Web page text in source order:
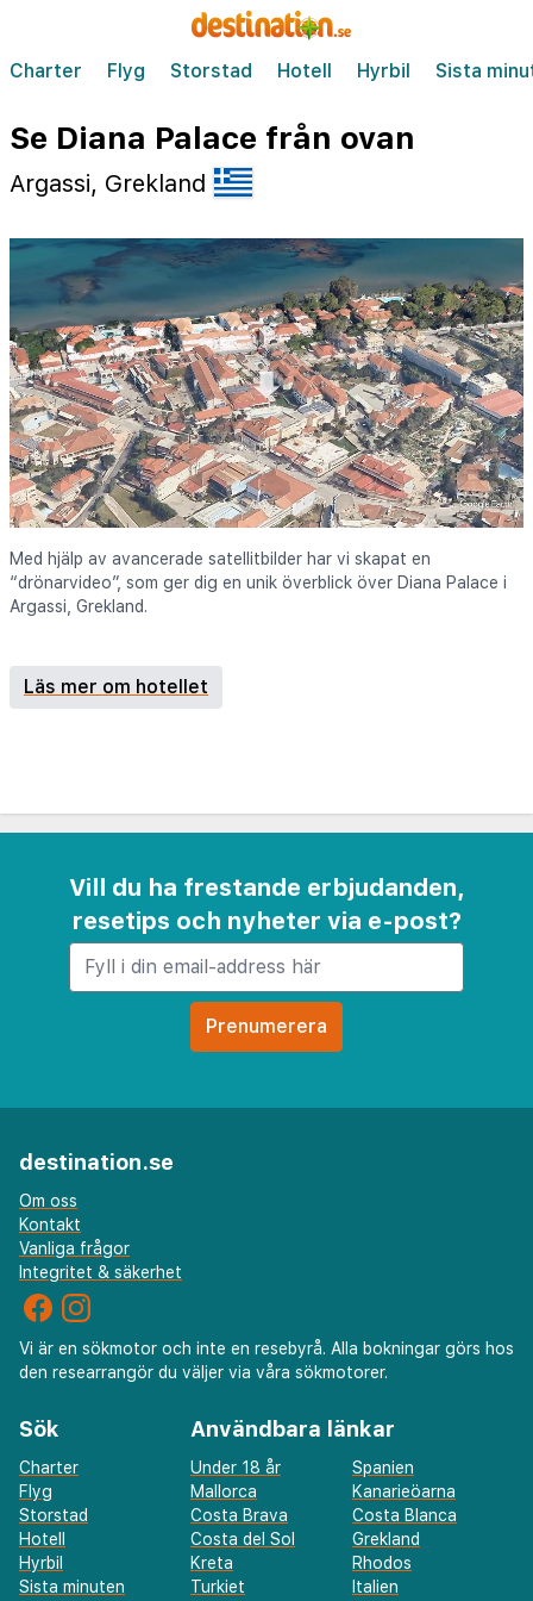
Charter Flyg Storstad Hotell Hyrbil Sista
Se Diana Palace från ovan
Argassi, Grekland
Med hjälp av avancerade satellitbilder har vi skapat en
“drönarvideo”, som ger dig en unik överblick över Diana Palace i
Argassi, Grekland.
Läs mer om hotellet
Vill du ha frestande erbjudanden,
resetips och nyheter via e-post?
destination.se
Om oss
Kontakt
Vanliga frågor
Integritet & säkerhet
Vi är en sökmotor och inte en resebyrå. Alla bokningar görs hos
den researrangör du väljer via våra sökmotorer.
Sök
Charter
Flyg
Storstad
Hotell
Hyrbil
Sista minuten
Användbara länkar
Under 18 år
Spanien
Mallorca
Kanarieöarna
Costa Brava
Costa Blanca
Costa del Sol
Grekland
Kreta
Rhodos
Turkiet
Italien